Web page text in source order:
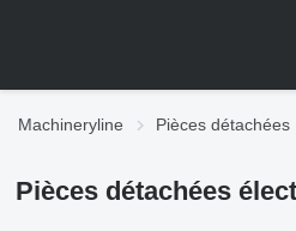
Machineryline Pièces détachées
Pièces détachées